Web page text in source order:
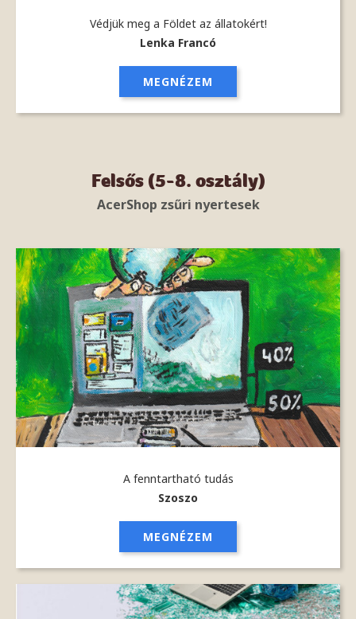
Védjük meg a Földet az állatokért!
Lenka Francó
MEGNÉZEM
Felsős (5-8. osztály)
AcerShop zsűri nyertesek
A fenntartható tudás
Szoszo
MEGNÉZEM